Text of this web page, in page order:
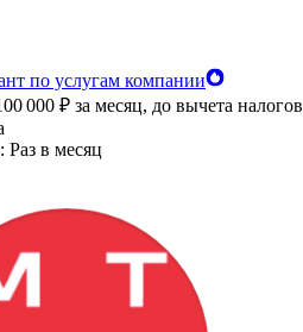
по услугам компании
000 ₽ за месяц, до вычета налогов
в месяц